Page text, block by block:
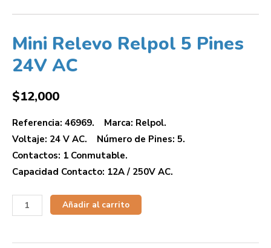
Mini Relevo Relpol 5 Pines
24V AC
$12,000
Referencia: 46969. Marca: Relpol.
Voltaje: 24 V AC. Número de Pines: 5.
Contactos: 1 Conmutable.
Capacidad Contacto: 12A / 250V AC.
Añadir al carrito